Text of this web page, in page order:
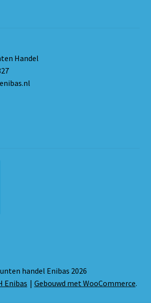
Handel
handel Enibas 2026
Enibas
Gebouwd met WooCommerce.